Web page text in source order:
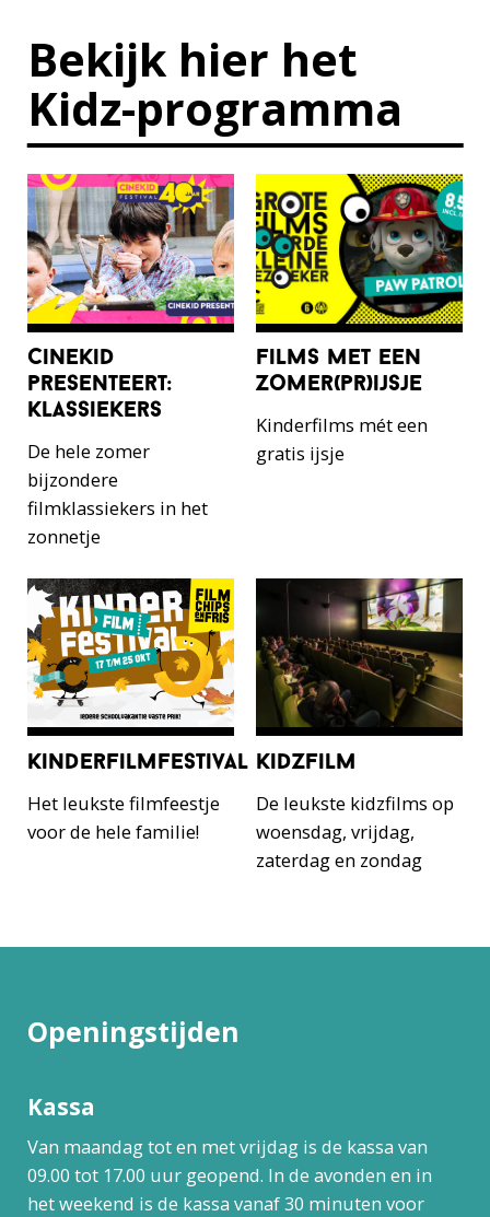
Bekijk hier het
Kidz-programma
cinekid
presenteert:
klassiekers
De hele zomer
bijzondere
filmklassiekers in het
zonnetje
films met een
zomer(pr)ijsje
Kinderfilms mét een
gratis ijsje
kinderfilmfestival
Het leukste filmfeestje
voor de hele familie!
kidzfilm
De leukste kidzfilms op
woensdag, vrijdag,
zaterdag en zondag
Openingstijden
Kassa
Van maandag tot en met vrijdag is de kassa van
09.00 tot 17.00 uur geopend. In de avonden en in
het weekend is de kassa vanaf 30 minuten voor